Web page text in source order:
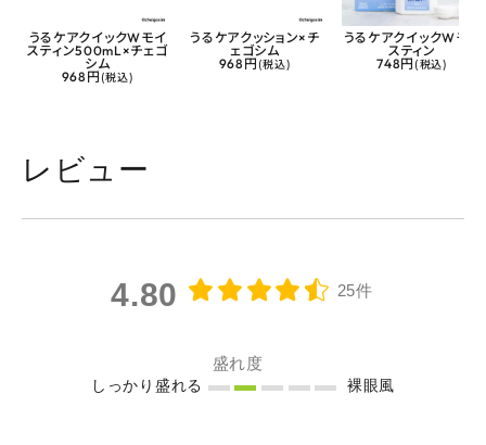
うるケアクイックWモイ
スティン500mL×チェゴ
シム
968円 (税込)
うるケアクッション×チ
ェゴシム
968円 (税込)
うるケアクイックWモイ
スティン
748円 (税込)
レビュー
4.80 25件
盛れ度
しっかり盛れる 裸眼風